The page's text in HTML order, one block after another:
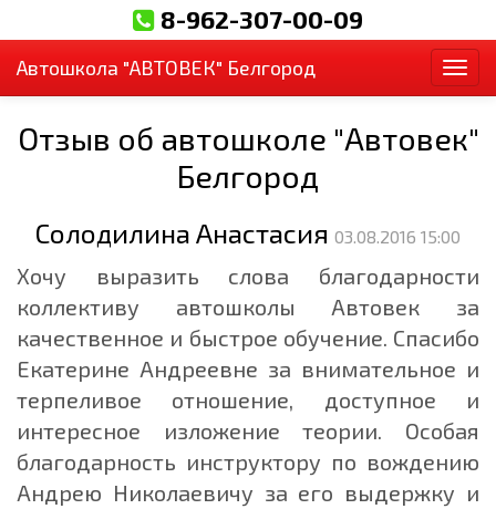
8-962-307-00-09
Автошкола "АВТОВЕК" Белгород
Отзыв об автошколе "Автовек"
Белгород
Солодилина Анастасия 03.08.2016 15:00
Хочу выразить слова благодарности
коллективу автошколы Автовек за
качественное и быстрое обучение. Спасибо
Екатерине Андреевне за внимательное и
терпеливое отношение, доступное и
интересное изложение теории. Особая
благодарность инструктору по вождению
Андрею Николаевичу за его выдержку и